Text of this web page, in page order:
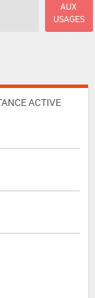
AUX
USAGES
ACTIVE